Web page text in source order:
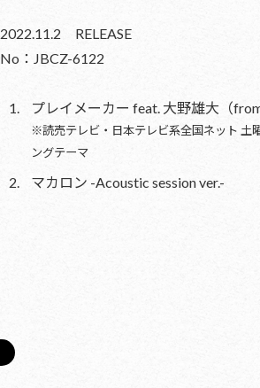
2022.11.2 RELEASE
No：JBCZ-6122
プレイメーカー feat. 大野雄大（from
※読売テレビ・日本テレビ系全国ネット 土
ングテーマ
マカロン -Acoustic session ver.-